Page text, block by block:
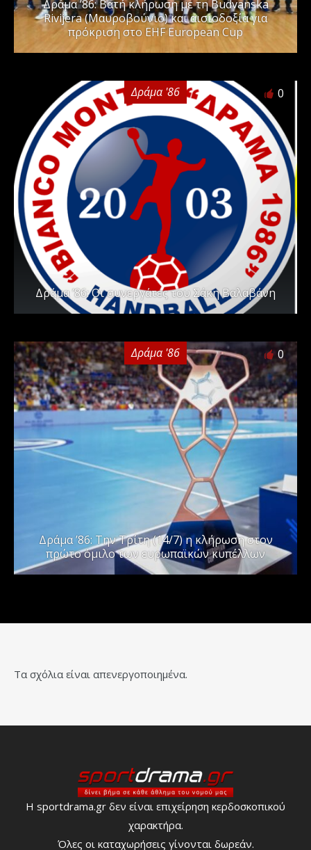
Δράμα ’86: Βατή κλήρωση με τη Budvanska
Rivijera (Μαυροβούνιο) και αισιοδοξία για
πρόκριση στο EHF European Cup
Δράμα '86 0
Δράμα ’86: Οι συνεργάτες του Σάκη Βαλαβάνη
Δράμα '86 0
Δράμα ’86: Την Τρίτη (14/7) η κλήρωση στον
πρώτο όμιλο των ευρωπαϊκών κυπέλλων
Τα σχόλια είναι απενεργοποιημένα.
Η sportdrama.gr δεν είναι επιχείρηση κερδοσκοπικού
χαρακτήρα.
Όλες οι καταχωρήσεις γίνονται δωρεάν.